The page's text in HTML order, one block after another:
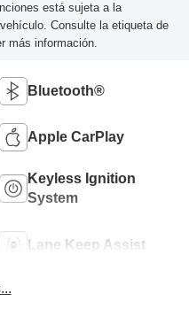
está sujeta a la
Consulte la etiqueta de
más información.
Bluetooth®
Apple CarPlay
Keyless Ignition
System
Lane Keep Assist